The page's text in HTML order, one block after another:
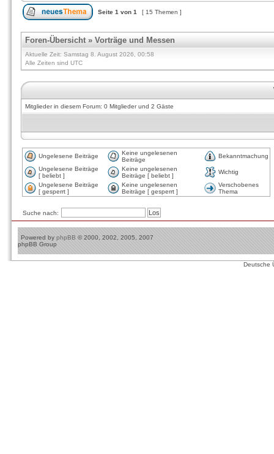
Seite 1 von 1 [ 15 Themen ]
Foren-Übersicht» Vorträge und Messen
Aktuelle Zeit: Samstag 8. August 2026, 00:58
Alle Zeiten sind UTC
Mitglieder in diesem Forum: 0 Mitglieder und 2 Gäste
Ungelesene Beiträge
Keine ungelesenen
Beiträge
Bekanntmachung
Ungelesene Beiträge
[ beliebt ]
Keine ungelesenen
Beiträge [ beliebt ]
Wichtig
Ungelesene Beiträge
[ gesperrt ]
Keine ungelesenen
Beiträge [ gesperrt ]
Verschobenes
Thema
Suche nach:
Powered by phpBB © 2000, 2002, 2005, 2007
phpBB Group
Deutsche